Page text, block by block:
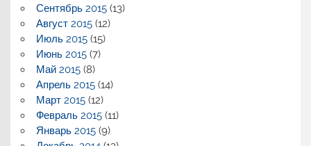
Сентябрь 2015(13)
Август 2015(12)
Июль 2015(15)
Июнь 2015(7)
Май 2015(8)
Апрель 2015(14)
Март 2015(12)
Февраль 2015(11)
Январь 2015(9)